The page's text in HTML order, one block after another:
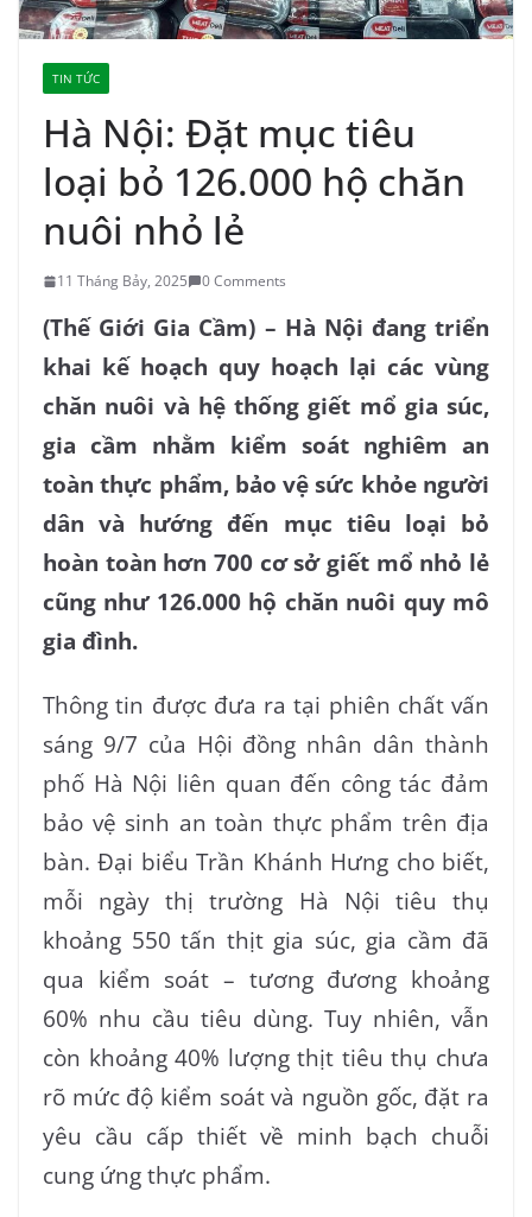
TIN TỨC
Hà Nội: Đặt mục tiêu
loại bỏ 126.000 hộ chăn
nuôi nhỏ lẻ
11 Tháng Bảy, 2025 0 Comments
(Thế Giới Gia Cầm) – Hà Nội đang triển
khai kế hoạch quy hoạch lại các vùng
chăn nuôi và hệ thống giết mổ gia súc,
gia cầm nhằm kiểm soát nghiêm an
toàn thực phẩm, bảo vệ sức khỏe người
dân và hướng đến mục tiêu loại bỏ
hoàn toàn hơn 700 cơ sở giết mổ nhỏ lẻ
cũng như 126.000 hộ chăn nuôi quy mô
gia đình.
Thông tin được đưa ra tại phiên chất vấn
sáng 9/7 của Hội đồng nhân dân thành
phố Hà Nội liên quan đến công tác đảm
bảo vệ sinh an toàn thực phẩm trên địa
bàn. Đại biểu Trần Khánh Hưng cho biết,
mỗi ngày thị trường Hà Nội tiêu thụ
khoảng 550 tấn thịt gia súc, gia cầm đã
qua kiểm soát – tương đương khoảng
60% nhu cầu tiêu dùng. Tuy nhiên, vẫn
còn khoảng 40% lượng thịt tiêu thụ chưa
rõ mức độ kiểm soát và nguồn gốc, đặt ra
yêu cầu cấp thiết về minh bạch chuỗi
cung ứng thực phẩm.